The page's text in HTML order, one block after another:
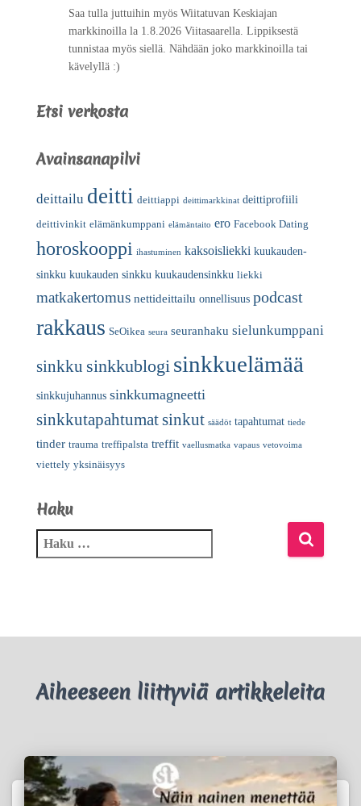
Saa tulla juttuihin myös Wiitatuvan Keskiajan
markkinoilla la 1.8.2026 Viitasaarella. Lippiksestä
tunnistaa myös siellä. Nähdään joko markkinoilla tai
kävelyllä :)
Etsi verkosta
Avainsanapilvi
deittailu deitti deittiappi deittimarkkinat deittiprofiili
deittivinkit elämänkumppani elämäntaito ero Facebook Dating
horoskooppi ihastuminen kaksoisliekki kuukauden-
sinkku kuukauden sinkku kuukaudensinkku liekki
matkakertomus nettideittailu onnellisuus podcast
rakkaus SeOikea seura seuranhaku sielunkumppani
sinkku sinkkublogi sinkkuelämää
sinkkujuhannus sinkkumagneetti
sinkkutapahtumatsinkut säädöt tapahtumat tiede
tinder trauma treffipalsta treffit vaellusmatka vapaus vetovoima
viettely yksinäisyys
Haku
Aiheeseen liittyviä artikkeleita